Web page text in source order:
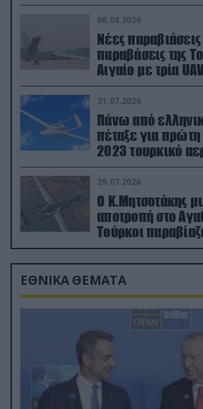
06.08.2026
Νέες παραβιάσεις
παραβάσεις της
Αιγαίο με τρία
31.07.2026
Πάνω από
πέταξε για
2023 τουρκικό
29.07.2026
Ο Κ.Μητσοτάκης
αποτροπή στο
Τούρκοι
drone
ΕΘΝΙΚΑ ΘΕΜΑΤΑ